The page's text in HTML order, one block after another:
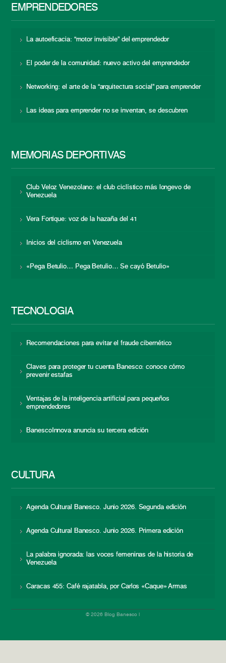
EMPRENDEDORES
La autoeficacia: “motor invisible” del emprendedor
El poder de la comunidad: nuevo activo del emprendedor
Networking: el arte de la “arquitectura social” para emprender
Las ideas para emprender no se inventan, se descubren
MEMORIAS DEPORTIVAS
Club Veloz Venezolano: el club ciclístico más longevo de
Venezuela
Vera Fortique: voz de la hazaña del 41
Inicios del ciclismo en Venezuela
«Pega Betulio… Pega Betulio… Se cayó Betulio»
TECNOLOGÍA
Recomendaciones para evitar el fraude cibernético
Claves para proteger tu cuenta Banesco: conoce cómo
prevenir estafas
Ventajas de la inteligencia artificial para pequeños
emprendedores
BanescoInnova anuncia su tercera edición
CULTURA
Agenda Cultural Banesco. Junio 2026. Segunda edición
Agenda Cultural Banesco. Junio 2026. Primera edición
La palabra ignorada: las voces femeninas de la historia de
Venezuela
Caracas 455: Café rajatabla, por Carlos «Caque» Armas
© 2026 Blog Banesco |